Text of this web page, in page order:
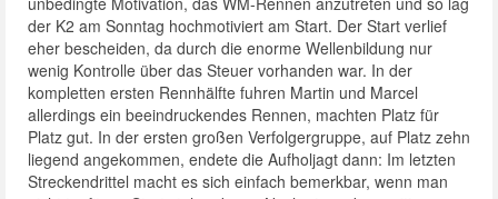
der K2 am Sonntag hochmotiviert am Start. Der Start verlief
eher bescheiden, da durch die enorme Wellenbildung nur
wenig Kontrolle über das Steuer vorhanden war. In der
kompletten ersten Rennhälfte fuhren Martin und Marcel
allerdings ein beeindruckendes Rennen, machten Platz für
Platz gut. In der ersten großen Verfolgergruppe, auf Platz zehn
liegend angekommen, endete die Aufholjagt dann: Im letzten
Streckendrittel macht es sich einfach bemerkbar, wenn man